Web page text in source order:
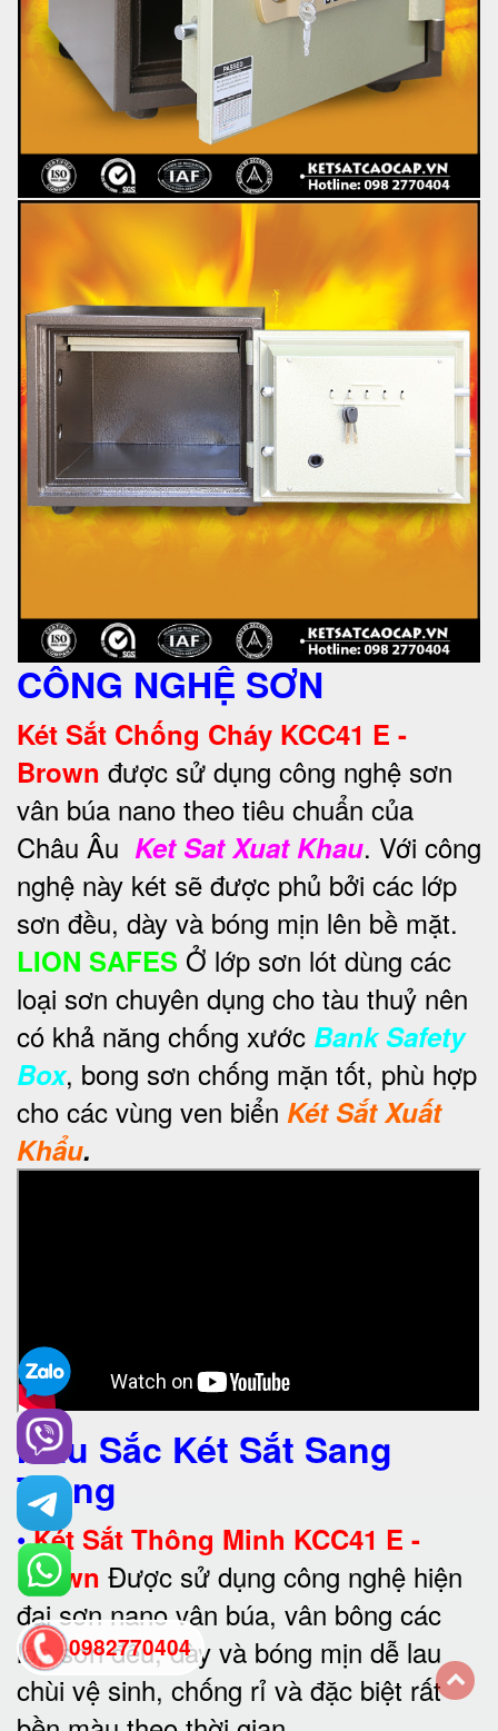
CÔNG NGHỆ SƠN
Két Sắt Chống Cháy KCC41 E -
Brown được sử dụng công nghệ sơn
vân búa nano theo tiêu chuẩn của
Châu Âu Ket Sat Xuat Khau. Với công
nghệ này két sẽ được phủ bởi các lớp
sơn đều, dày và bóng mịn lên bề mặt.
LION SAFES Ở lớp sơn lót dùng các
loại sơn chuyên dụng cho tàu thuỷ nên
có khả năng chống xước Bank Safety
Box, bong sơn chống mặn tốt, phù hợp
cho các vùng ven biển Két Sắt Xuất
Khẩu.
Màu Sắc Két Sắt Sang
Trọng
•Két Sắt Thông Minh KCC41 E -
Brown Được sử dụng công nghệ hiện
đại sơn nano vân búa, vân bông các
lớp sơn đều, dày và bóng mịn dễ lau
chùi vệ sinh, chống rỉ và đặc biệt rất
0982770404